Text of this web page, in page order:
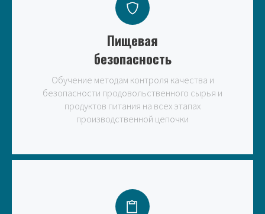
Пищевая
безопасность
Обучение методам контроля качества и
безопасности продовольственного сырья и
продуктов питания на всех этапах
производственной цепочки